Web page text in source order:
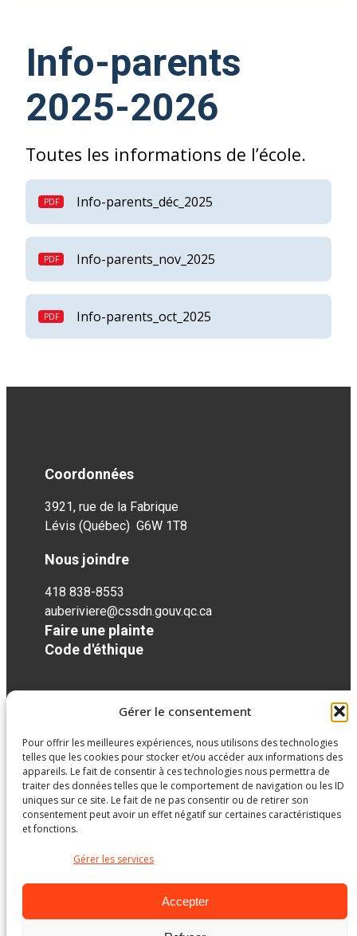
Gérer le consentement
Pour offrir les meilleures expériences, nous utilisons des technologies
telles que les cookies pour stocker et/ou accéder aux informations des
appareils. Le fait de consentir à ces technologies nous permettra de
traiter des données telles que le comportement de navigation ou les ID
uniques sur ce site. Le fait de ne pas consentir ou de retirer son
consentement peut avoir un effet négatif sur certaines caractéristiques
et fonctions.
Gérer les services
Accepter
Info-parents
2025-2026
Toutes les informations de l’école.
Info-parents_déc_2025
Info-parents_nov_2025
Info-parents_oct_2025
Coordonnées
3921, rue de la Fabrique
Lévis (Québec) G6W 1T8
Nous joindre
418 838-8553
auberiviere@cssdn.gouv.qc.ca
Faire une plainte
Code d'éthique
Réseaux sociaux
facebook